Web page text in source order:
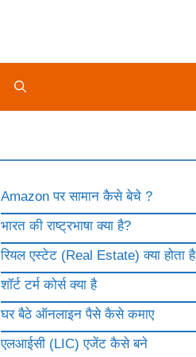
Amazon पर सामान कैसे बेचे ?
भारत की राष्ट्रभाषा क्या है?
रियल एस्टेट (Real Estate) क्या होता है
शॉर्ट टर्म कोर्स क्या है
घर बैठे ऑनलाइन पैसे कैसे कमाए
एलआईसी (LIC) एजेंट कैसे बने